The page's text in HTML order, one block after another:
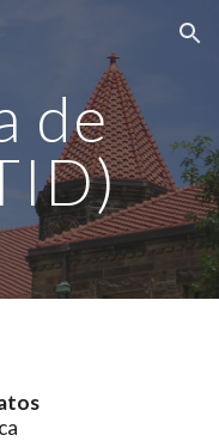
Skip to navigation
de
)